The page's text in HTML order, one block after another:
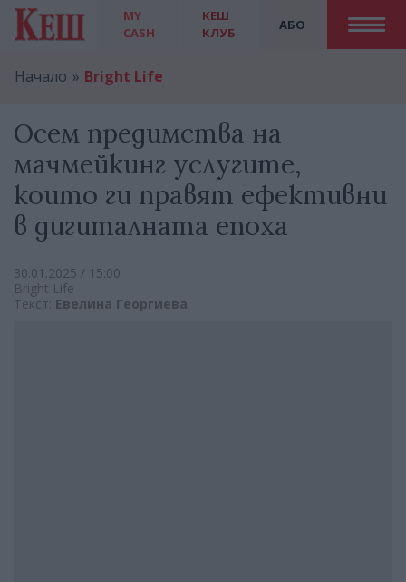
MY
CASH
АБО
КЕШ
КЛУБ
Начало Bright Life
Осем предимства на
мачмейкинг услугите,
които ги правят ефективни
в дигиталната епоха
30.01.2025 / 15:00
Bright Life
Текст: Евелина Георгиева